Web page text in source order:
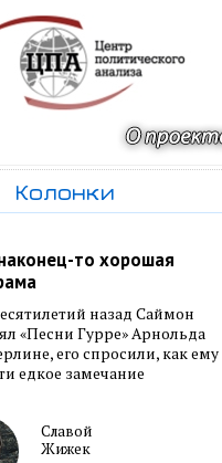
Колонки
то хорошая
назад Саймон
«Песни Гурре» Арнольда
его спросили, как ему
едкое замечание
Славой
Жижек